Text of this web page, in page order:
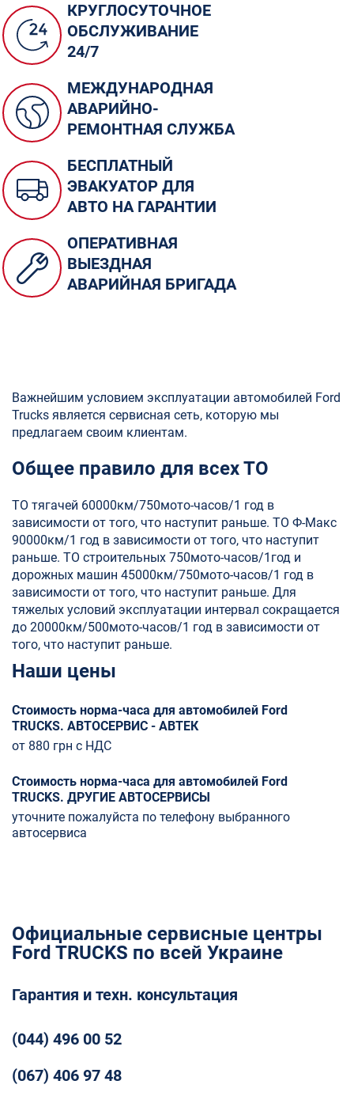
КРУГЛОСУТОЧНОЕ
ОБСЛУЖИВАНИЕ
24/7
МЕЖДУНАРОДНАЯ
АВАРИЙНО-
РЕМОНТНАЯ СЛУЖБА
БЕСПЛАТНЫЙ
ЭВАКУАТОР ДЛЯ
АВТО НА ГАРАНТИИ
ОПЕРАТИВНАЯ
ВЫЕЗДНАЯ
АВАРИЙНАЯ БРИГАДА
Важнейшим условием эксплуатации автомобилей Ford
Trucks является сервисная сеть, которую мы
предлагаем своим клиентам.
Общее правило для всех ТО
ТО тягачей 60000км/750мото-часов/1 год в
зависимости от того, что наступит раньше. ТО Ф-Maкс
90000км/1 год в зависимости от того, что наступит
раньше. ТО строительных 750мото-часов/1год и
дорожных машин 45000км/750мото-часов/1 год в
зависимости от того, что наступит раньше. Для
тяжелых условий эксплуатации интервал сокращается
до 20000км/500мото-часов/1 год в зависимости от
того, что наступит раньше.
Наши цены
Стоимость норма-часа для автомобилей Ford
TRUCKS. АВТОСЕРВИС - АВТЕК
от 880 грн с НДС
Стоимость норма-часа для автомобилей Ford
TRUCKS. ДРУГИЕ АВТОСЕРВИСЫ
уточните пожалуйста по телефону выбранного
автосервиса
Официальные сервисные центры
Ford TRUCKS по всей Украине
Гарантия и техн. консультация
(044) 496 00 52
(067) 406 97 48